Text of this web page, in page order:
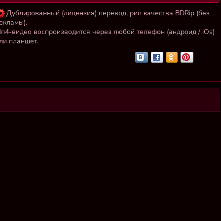
Дублированный (лицензия) перевод, рип качества BDRip (без
видео воспроизводится через любой телефон (андроид / iOs)
планшет.